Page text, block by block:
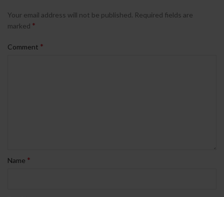
Your email address will not be published. Required fields are
marked *
Comment *
Name *